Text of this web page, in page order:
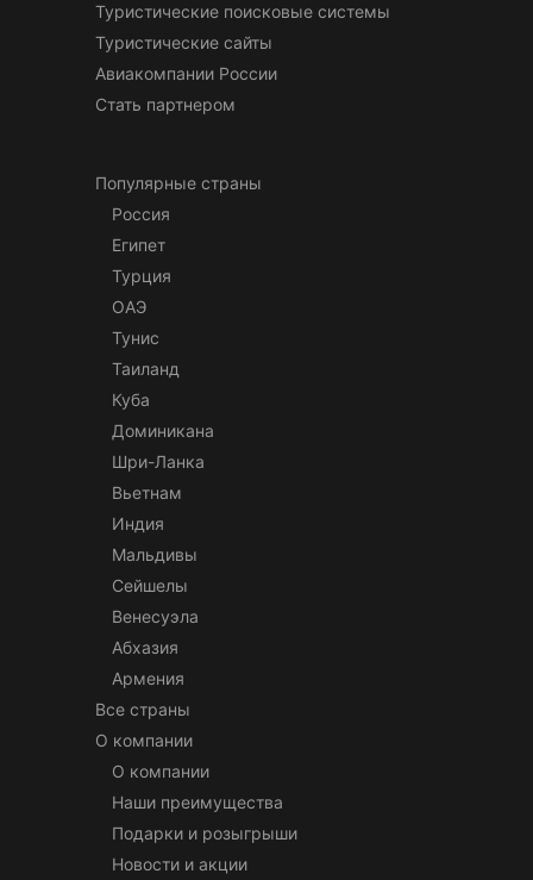
Туристические поисковые системы
Туристические сайты
Авиакомпании России
Стать партнером
Популярные страны
Россия
Египет
Турция
ОАЭ
Тунис
Таиланд
Куба
Доминикана
Шри-Ланка
Вьетнам
Индия
Мальдивы
Сейшелы
Венесуэла
Абхазия
Армения
Все страны
О компании
О компании
Наши преимущества
Подарки и розыгрыши
Новости и акции